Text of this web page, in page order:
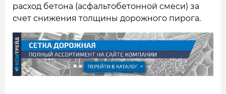
расход бетона (асфальтобетонной смеси) за
счет снижения толщины дорожного пирога.